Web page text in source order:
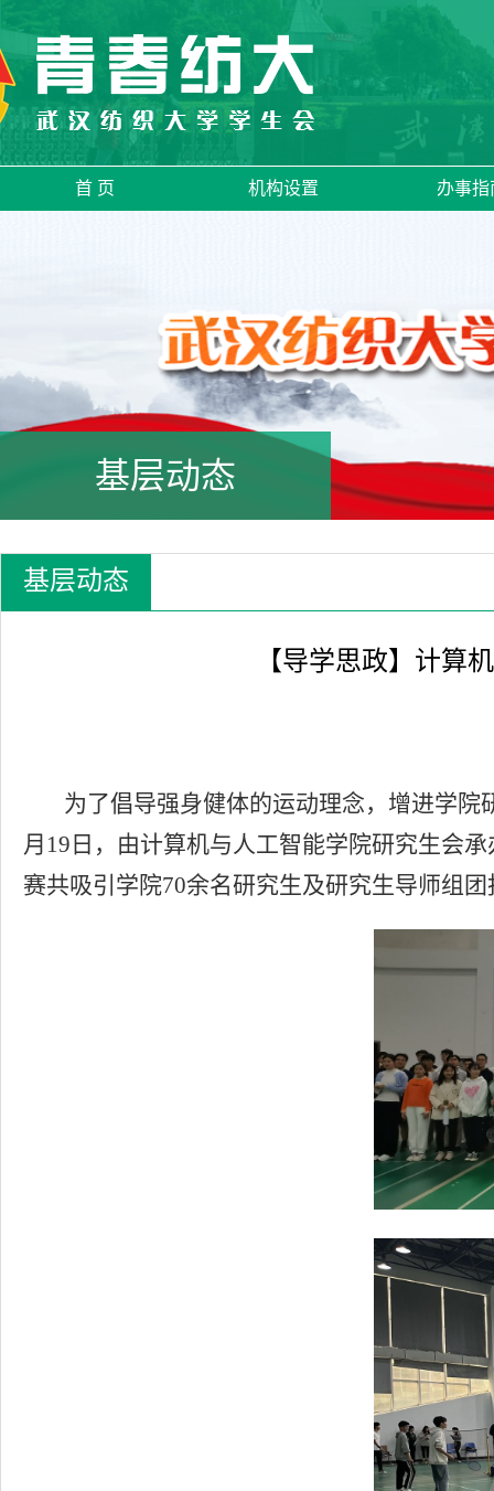
首 页 机构设置 办事指
基层动态
基层动态
【导学思政】计算
为了倡导强身健体的运动理念，增进学院
月19日，由计算机与人工智能学院研究生会
赛共吸引学院70余名研究生及研究生导师组